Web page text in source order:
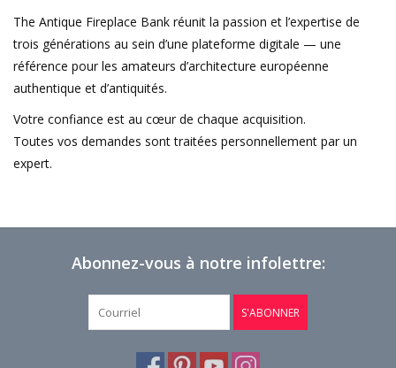
The Antique Fireplace Bank réunit la passion et l’expertise de
trois générations au sein d’une plateforme digitale — une
référence pour les amateurs d’architecture européenne
authentique et d’antiquités.
Votre confiance est au cœur de chaque acquisition.
Toutes vos demandes sont traitées personnellement par un
expert.
Abonnez-vous à notre infolettre:
S'ABONNER